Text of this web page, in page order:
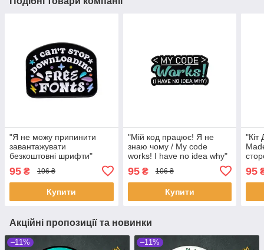
"Я не можу припинити
завантажувати
безкоштовні шрифти"
95 ₴ 106 ₴
Купити
"Мій код працює! Я не
знаю чому / My code
works! I have no idea why"
95₴ 106 ₴
Купити
"Кіт
95
Акційні пропозиції та новинки
–11% –11%